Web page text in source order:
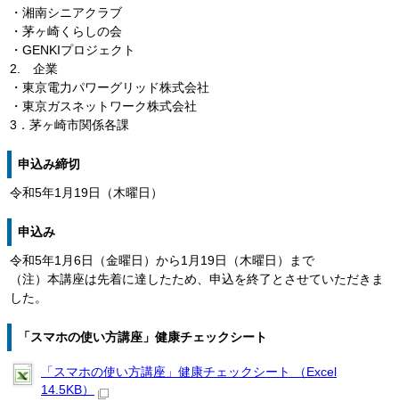
・湘南シニアクラブ
・茅ヶ崎くらしの会
・GENKIプロジェクト
2. 企業
・東京電力パワーグリッド株式会社
・東京ガスネットワーク株式会社
3．茅ヶ崎市関係各課
申込み締切
令和5年1月19日（木曜日）
申込み
令和5年1月6日（金曜日）から1月19日（木曜日）まで
（注）本講座は先着に達したため、申込を終了とさせていただきま
した。
「スマホの使い方講座」健康チェックシート
「スマホの使い方講座」健康チェックシート （Excel
14.5KB）